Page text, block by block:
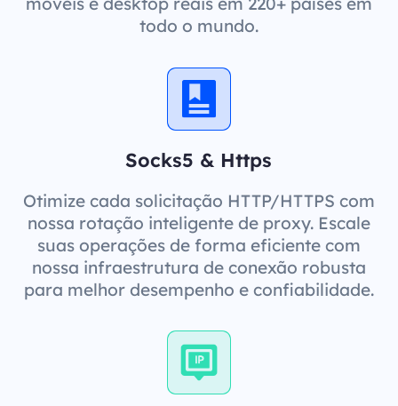
todo o mundo.
Socks5 & Https
Otimize cada solicitação HTTP/HTTPS com
nossa rotação inteligente de proxy. Escale
suas operações de forma eficiente com
nossa infraestrutura de conexão robusta
para melhor desempenho e confiabilidade.